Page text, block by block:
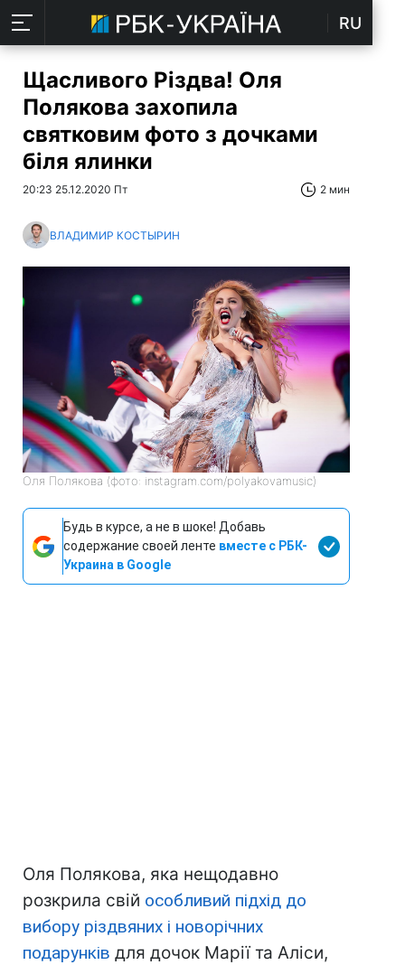
RU
Щасливого Різдва! Оля
Полякова захопила
святковим фото з дочками
біля ялинки
20:23 25.12.2020 Пт 2 мин
ВЛАДИМИР КОСТЫРИН
Оля Полякова (фото: instagram.com/polyakovamusic)
Будь в курсе, а не в шоке! Добавь
содержание своей ленте вместе с РБК-
Украина в Google
Оля Полякова, яка нещодавно
розкрила свій особливий підхід до
вибору різдвяних і новорічних
подарунків для дочок Марії та Аліси,